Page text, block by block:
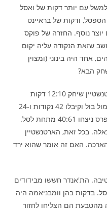
למשל עם יותר דקות של ואסל
ודקות של בראיינט
נוסף. החזרה של פוקס
שזאת הנקודה עליה יקום
אחד היה בינוני (ומצוין
הבא?
איזייאה הארטנשטיין שיחק 12:10 דקות
במשחק הראשון. הת'אנדר הלכו על סמול בול וקיבלו 42 נקודות ו-24
ריבאונדים של הצרפתי, משחק בו הספרס ניצחו 40:61 מתחת לסל.
בכל זאת, הארטנשטיין
וההארכה. האם זה אומר שהוא ירד
הת'אנדר חששו מבידודים
בדקות בהן וומבניאמה היה
מהטבעת הם הצליחו לחזור